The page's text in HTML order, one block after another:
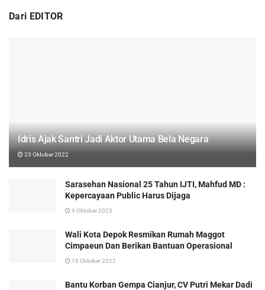
Dari EDITOR
Idris Ajak Santri Jadi Aktor Utama Bela Negara
23 Oktober 2022
Sarasehan Nasional 25 Tahun IJTI, Mahfud MD :
Kepercayaan Public Harus Dijaga
9 Oktober 2023
Wali Kota Depok Resmikan Rumah Maggot
Cimpaeun Dan Berikan Bantuan Operasional
19 Oktober 2022
Bantu Korban Gempa Cianjur, CV Putri Mekar Dadi